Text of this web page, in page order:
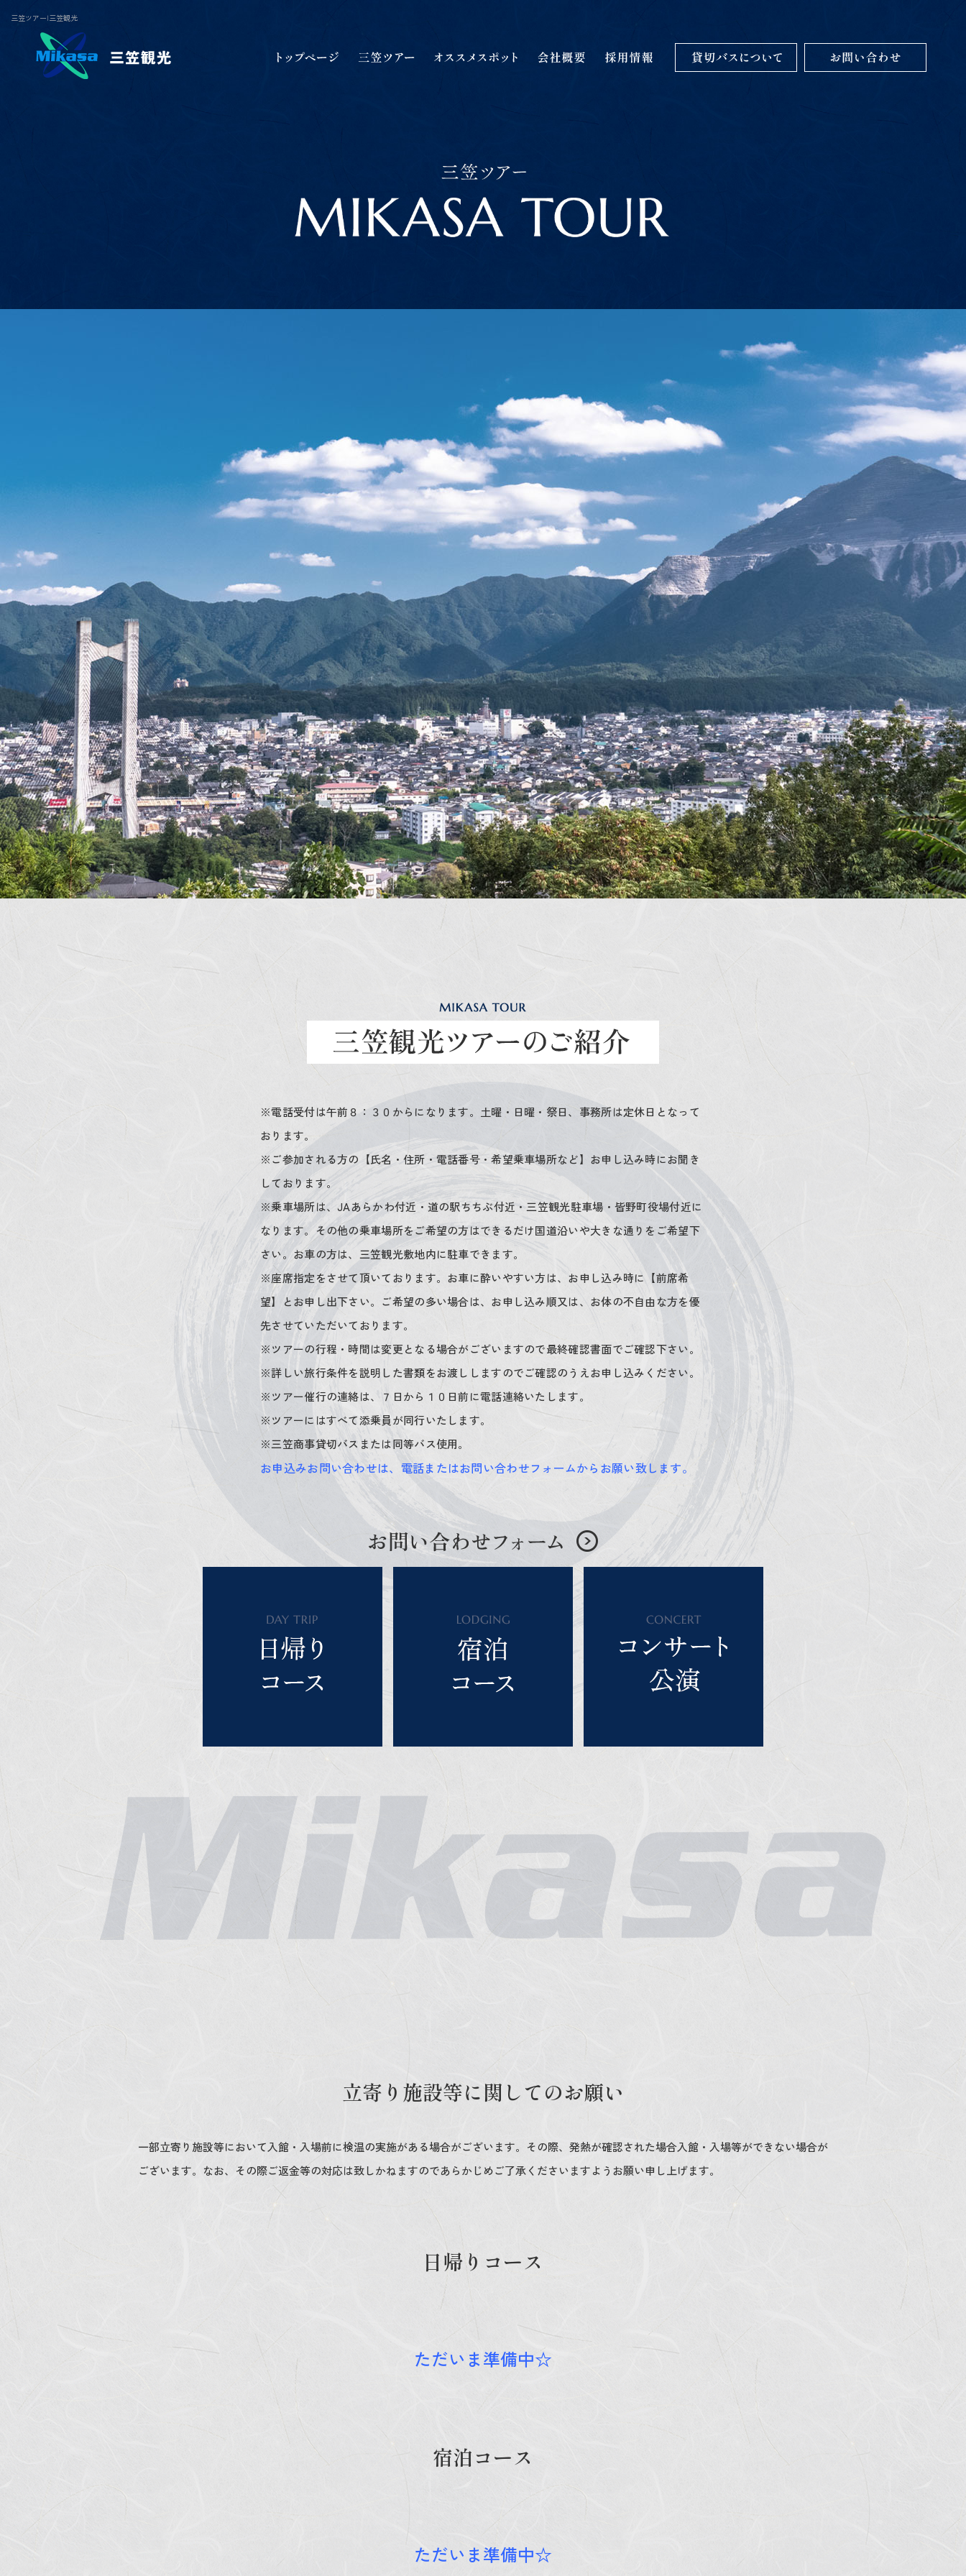
三笠ツアー|三笠観光
※電話受付は午前８：３０からになります。土曜・日曜・祭日、事務所は定休日となって
おります。
※ご参加される方の【氏名・住所・電話番号・希望乗車場所など】お申し込み時にお聞き
しております。
※乗車場所は、JAあらかわ付近・道の駅ちちぶ付近・三笠観光駐車場・皆野町役場付近に
なります。その他の乗車場所をご希望の方はできるだけ国道沿いや大きな通りをご希望下
さい。お車の方は、三笠観光敷地内に駐車できます。
※座席指定をさせて頂いております。お車に酔いやすい方は、お申し込み時に【前席希
望】とお申し出下さい。ご希望の多い場合は、お申し込み順又は、お体の不自由な方を優
先させていただいております。
※ツアーの行程・時間は変更となる場合がございますので最終確認書面でご確認下さい。
※詳しい旅行条件を説明した書類をお渡ししますのでご確認のうえお申し込みください。
※ツアー催行の連絡は、７日から１０日前に電話連絡いたします。
※ツアーにはすべて添乗員が同行いたします。
※三笠商事貸切バスまたは同等バス使用。
お申込みお問い合わせは、電話またはお問い合わせフォームからお願い致します。
立寄り施設等に関してのお願い
一部立寄り施設等において入館・入場前に検温の実施がある場合がございます。その際、発熱が確認された場合入館・入場等ができない場合が
ございます。なお、その際ご返金等の対応は致しかねますのであらかじめご了承くださいますようお願い申し上げます。
日帰りコース
ただいま準備中☆
宿泊コース
ただいま準備中☆